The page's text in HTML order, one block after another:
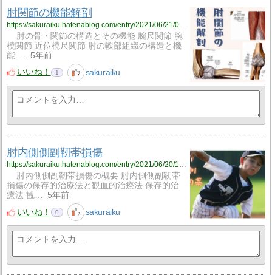
肘関節の機能解剖
https://sakuraiku.hatenablog.com/entry/2021/06/21/090027
肘の骨・関節の構造とその機能 腕尺関節 腕
橈関節 近位橈尺関節 肘の軟部組織の構造と機
能 …
5年前
いいね！
1 sakuraiku
肘内側側副靭帯損傷
https://sakuraiku.hatenablog.com/entry/2021/06/20/183454
肘内側側副靭帯損傷の概要 肘内側側副靭帯
損傷の保存的治療法と観血的治療法 保存的治
療法 観…
5年前
いいね！
0 sakuraiku